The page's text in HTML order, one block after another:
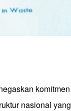
komitmen
nasional yang